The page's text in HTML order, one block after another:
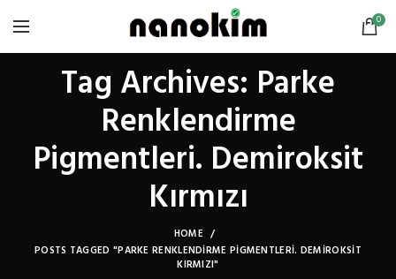
0
Tag Archives: Parke
Renklendirme
Pigmentleri. Demiroksit
Kırmızı
HOME
POSTS TAGGED "PARKE RENKLENDIRME PIGMENTLERI. DEMIROKSIT
KIRMIZI"